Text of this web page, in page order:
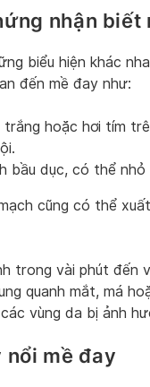
nhận biết
biểu hiện khác
đến mề đay như:
hoặc hơi tím
bầu dục, có thể nhỏ
cũng có thể
trong vài phút đến
quanh mắt, má
vùng da bị ảnh
nổi mề đay